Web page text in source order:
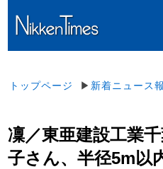
トップページ ▶ 新着ニュース
凜／東亜建設工業
子さん、半径5m以